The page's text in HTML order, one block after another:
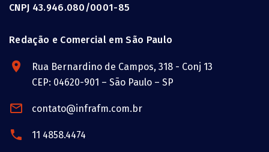
CNPJ 43.946.080/0001-85
Redação e Comercial em São Paulo
Rua Bernardino de Campos, 318 - Conj 13
CEP: 04620-901 – São Paulo – SP
contato@infrafm.com.br
11 4858.4474